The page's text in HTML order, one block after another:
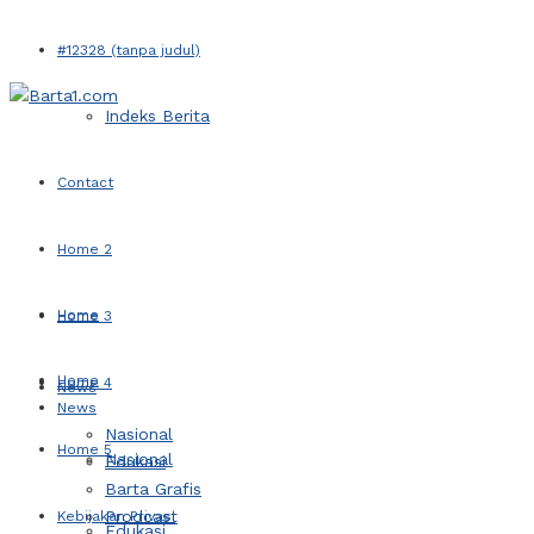
#12328 (tanpa judul)
Indeks Berita
Contact
Home 2
Home 3
Home 4
Home 5
Kebijakan Privasi
Home
News
Nasional
Home
News
Nasional
Edukasi
Barta Grafis
Prodcast